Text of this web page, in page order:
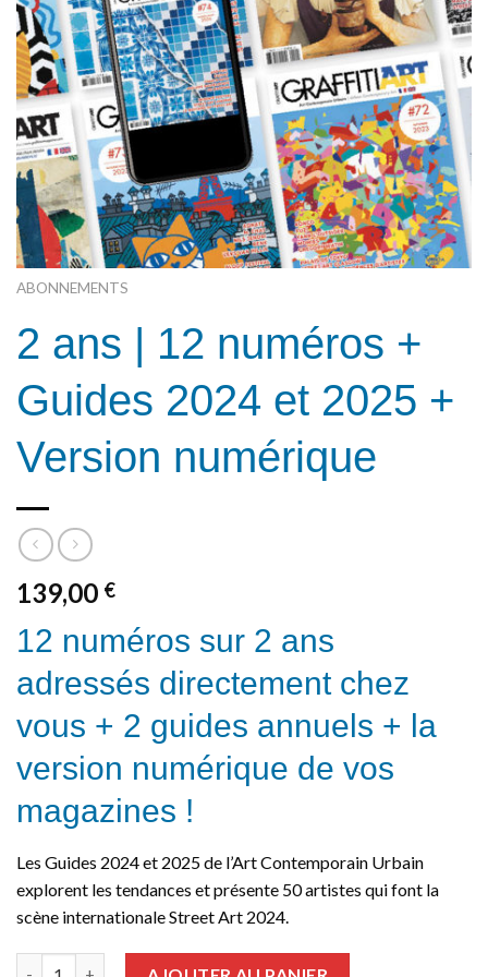
ABONNEMENTS
2 ans | 12 numéros +
Guides 2024 et 2025 +
Version numérique
139,00 €
12 numéros sur 2 ans
adressés directement chez
vous + 2 guides annuels + la
version numérique de vos
magazines !
Les Guides 2024 et 2025 de l’Art Contemporain Urbain
explorent les tendances et présente 50 artistes qui font la
scène internationale Street Art 2024.